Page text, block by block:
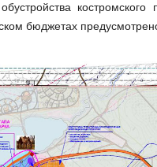
костромского
бюджетах